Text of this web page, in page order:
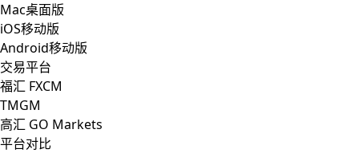
Mac桌面版
iOS移动版
Android移动版
交易平台
福汇 FXCM
TMGM
高汇 GO Markets
平台对比